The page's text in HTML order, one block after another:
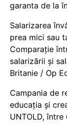
garanta de la
Salarizarea
prea mici sau
Comparație
salarizării și
Britanie / Op
Campania de
educația și
UNTOLD,